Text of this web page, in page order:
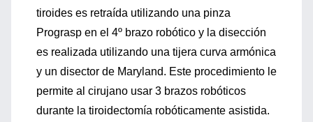
tiroides es retraída utilizando una pinza
Prograsp en el 4º brazo robótico y la disección
es realizada utilizando una tijera curva armónica
y un disector de Maryland. Este procedimiento le
permite al cirujano usar 3 brazos robóticos
durante la tiroidectomía robóticamente asistida.